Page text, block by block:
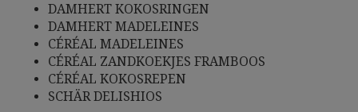
DAMHERT KOKOSRINGEN
DAMHERT MADELEINES
CÉRÉAL MADELEINES
CÉRÉAL ZANDKOEKJES FRAMBOOS
CÉRÉAL KOKOSREPEN
SCHÄR DELISHIOS